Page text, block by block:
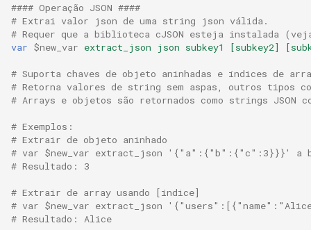
rack
radixtree
redis-connector
redis-ratelimit
redis-util
redis
repl
#### Operação JSON ####
# Extrai valor json de uma string json válida.
# Requer que a biblioteca cJSON esteja instalada
var $new_var extract_json json subkey1 [subkey2]
# Suporta chaves de objeto aninhadas e índices de
# Retorna valores de string sem aspas, outros tipos
# Arrays e objetos são retornados como strings JSON
# Exemplos:
# Extrair de objeto aninhado
# var $new_var extract_json '{"a":{"b":{"c":3}}}' a
# Resultado: 3
# Extrair de array usando [índice]
# var $new_var extract_json
# Resultado: Alice